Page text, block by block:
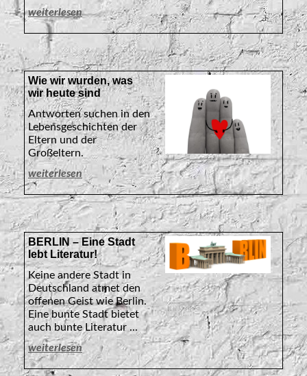
weiterlesen
Wie wir wurden, was
wir heute sind
Antworten suchen in den
Lebensgeschichten der
Eltern und der
Großeltern.
weiterlesen
BERLIN – Eine Stadt
lebt Literatur!
Keine andere Stadt in
Deutschland atmet den
offenen Geist wie Berlin.
Eine bunte Stadt bietet
auch bunte Literatur ...
weiterlesen